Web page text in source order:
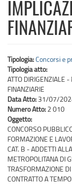
Tipologia:Concorsi e
Tipologia atto:
ATTO DIRIGENZIALE
FINANZIARIE
Data Atto: 31/07/
Numero Atto: 2 010
Oggetto:
CONCORSO
FORMAZIONE E
CAT. B - ADDETTI
METROPOLITANA DI
TRASFORMAZIONE
CONTRATTO A